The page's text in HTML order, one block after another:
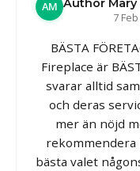
AM
7
BÄSTA
Fireplace är
svarar alltid
och deras
mer än nöjd
rekommendera
bästa valet